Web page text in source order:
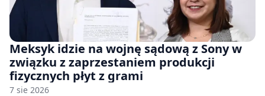
Meksyk idzie na wojnę sądową z Sony w
związku z zaprzestaniem produkcji
fizycznych płyt z grami
7 sie 2026